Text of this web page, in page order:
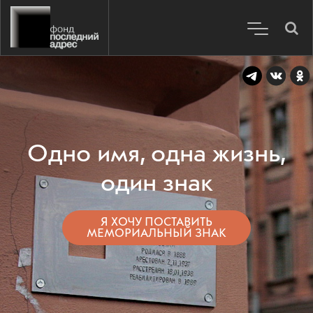
Одно имя, одна жизнь,
один знак
Я ХОЧУ ПОСТАВИТЬ
МЕМОРИАЛЬНЫЙ ЗНАК